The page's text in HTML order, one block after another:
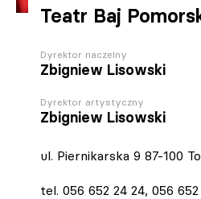
Teatr Baj
Dyrektor naczelny
Zbigniew Lisowski
Dyrektor artystyczny
Zbigniew Lisowski
ul. Piernikarska 9 87-100
tel. 056 652 24 24, 056